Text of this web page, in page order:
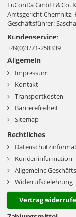
LuConDa GmbH & Co.
Amtsgericht Chemnitz,
Geschäftsführer:
Kundenservice:
+49(0)3771-258339
Allgemein
Impressum
Kontakt
Transportkosten
Barrierefreiheit
Sitemap
Rechtliches
Kundeninformation
Allgemeine
Widerrufsbelehrung
Vertrag